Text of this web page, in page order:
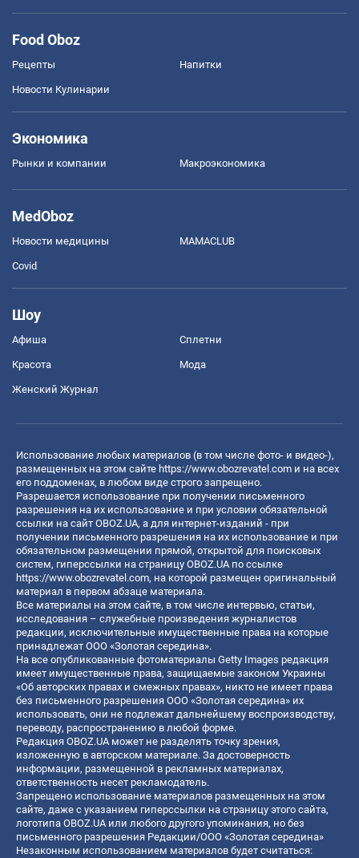
Food Oboz
Рецепты Напитки
Новости Кулинарии
Экономика
Рынки и компании Mакроэкономика
MedOboz
Новости медицины MAMACLUB
Covid
Шоу
Афиша Сплетни
Красота Мода
Женский Журнал
Использование любых материалов (в том числе фото- и видео-),
размещенных на этом сайте https://www.obozrevatel.com и на всех
его поддоменах, в любом виде строго запрещено.
Разрешается использование при получении письменного
разрешения на их использование и при условии обязательной
ссылки на сайт OBOZ.UA, а для интернет-изданий - при
получении письменного разрешения на их использование и при
обязательном размещении прямой, открытой для поисковых
систем, гиперссылки на страницу OBOZ.UA по ссылке
https://www.obozrevatel.com, на которой размещен оригинальный
материал в первом абзаце материала.
Все материалы на этом сайте, в том числе интервью, статьи,
исследования – служебные произведения журналистов
редакции, исключительные имущественные права на которые
принадлежат ООО «Золотая середина».
На все опубликованные фотоматериалы Getty Images редакция
имеет имущественные права, защищаемые законом Украины
«Об авторских правах и смежных правах», никто не имеет права
без письменного разрешения ООО «Золотая середина» их
использовать, они не подлежат дальнейшему воспроизводству,
переводу, распространению в любой форме.
Редакция OBOZ.UA может не разделять точку зрения,
изложенную в авторском материале. За достоверность
информации, размещенной в рекламных материалах,
ответственность несет рекламодатель.
Запрещено использование материалов размещенных на этом
сайте, даже с указанием гиперссылки на страницу этого сайта,
логотипа OBOZ.UA или любого другого упоминания, но без
письменного разрешения Редакции/ООО «Золотая середина»
Незаконным использованием материалов будет считаться: